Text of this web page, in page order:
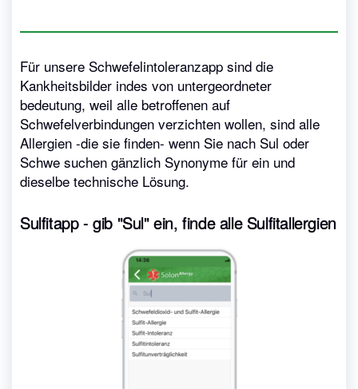
Für unsere Schwefelintoleranzapp sind die
Kankheitsbilder indes von untergeordneter
bedeutung, weil alle betroffenen auf
Schwefelverbindungen verzichten wollen, sind alle
Allergien -die sie finden- wenn Sie nach Sul oder
Schwe suchen gänzlich Synonyme für ein und
dieselbe technische Lösung.
Sulfitapp - gib "Sul" ein, finde alle Sulfitallergien